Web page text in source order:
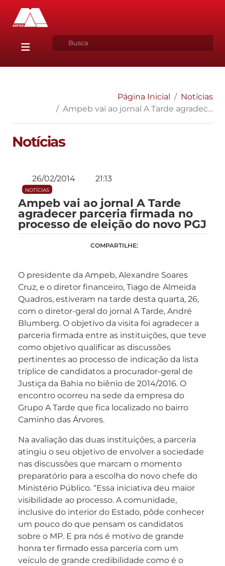
Página Inicial
Notícias
Ampeb vai ao jornal A Tarde agradecer parceria firmada no processo de eleição do novo PGJ
Notícias
26/02/2014 21:13
NOTÍCIAS
Ampeb vai ao jornal A Tarde
agradecer parceria firmada no
processo de eleição do novo PGJ
COMPARTILHE:
O presidente da Ampeb, Alexandre Soares
Cruz, e o diretor financeiro, Tiago de Almeida
Quadros, estiveram na tarde desta quarta, 26,
com o diretor-geral do jornal A Tarde, André
Blumberg. O objetivo da visita foi agradecer a
parceria firmada entre as instituições, que teve
como objetivo qualificar as discussões
pertinentes ao processo de indicação da lista
tríplice de candidatos a procurador-geral de
Justiça da Bahia no biênio de 2014/2016. O
encontro ocorreu na sede da empresa do
Grupo A Tarde que fica localizado no bairro
Caminho das Árvores.
Na avaliação das duas instituições, a parceria
atingiu o seu objetivo de envolver a sociedade
nas discussões que marcam o momento
preparatório para a escolha do novo chefe do
Ministério Público. “Essa iniciativa deu maior
visibilidade ao processo. A comunidade,
inclusive do interior do Estado, pôde conhecer
um pouco do que pensam os candidatos
sobre o MP. E pra nós é motivo de grande
honra ter firmado essa parceria com um
veículo de grande credibilidade como é o